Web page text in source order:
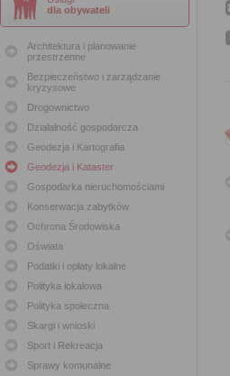
dla obywateli
Architektura i planowanie
przestrzenne
Bezpieczeństwo i zarządzanie
kryzysowe
Drogownictwo
Działalność gospodarcza
Geodezja i Kartografia
Geodezja i Kataster
Gospodarka nieruchomościami
Konserwacja zabytków
Ochrona Środowiska
Oświata
Podatki i opłaty lokalne
Polityka lokalowa
Polityka społeczna
Skargi i wnioski
Sport i Rekreacja
Sprawy komunalne